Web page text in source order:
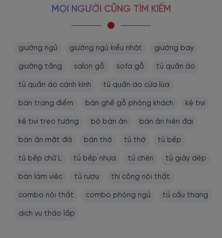
MỌI NGƯỜI CŨNG TÌM KIẾM
giường ngủ giường ngủ kiểu nhật giường bay
giường tầng salon gỗ sofa gỗ tủ quần áo
tủ quần áo cánh kính tủ quần áo cửa lùa
bàn trang điểm bàn ghế gỗ phòng khách kệ tivi
kệ tivi treo tường bộ bàn ăn bàn ăn hiện đại
bàn ăn mặt đá bàn thờ tủ thờ tủ bếp
tủ bếp chữ L tủ bếp nhựa tủ chén tủ giày dép
bàn làm việc tủ rượu thi công nội thất
combo nội thất combo phòng ngủ tủ cầu thang
dịch vụ tháo lắp